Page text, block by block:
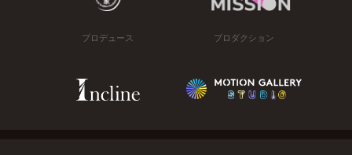
プロデュース プロダクション